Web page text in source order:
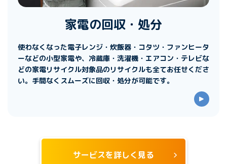
家電の回収・処分
使わなくなった電子レンジ・炊飯器・コタツ・ファンヒータ
ーなどの小型家電や、冷蔵庫・洗濯機・エアコン・テレビな
どの家電リサイクル対象品のリサイクルも全てお任せくださ
い。手間なくスムーズに回収・処分が可能です。
サービスを詳しく見る